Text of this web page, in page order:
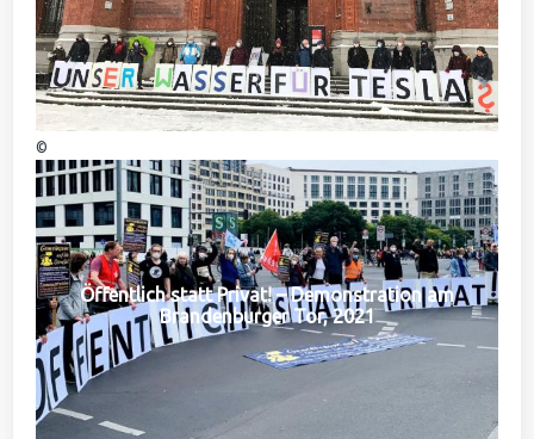
©
Öffentlich statt Privat! – Demonstration am
Brandenburger Tor, 2021